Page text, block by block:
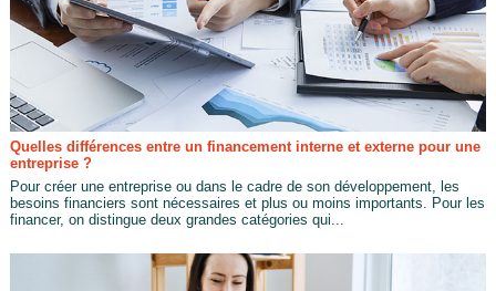
Quelles différences entre un financement interne et externe pour une
entreprise ?
Pour créer une entreprise ou dans le cadre de son développement, les
besoins financiers sont nécessaires et plus ou moins importants. Pour les
financer, on distingue deux grandes catégories qui...